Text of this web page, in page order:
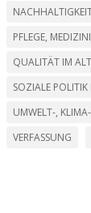
PFLEGE,
QUALITÄT IM
SOZIALE POLITIK
UMWELT-,
VERFASSUNG